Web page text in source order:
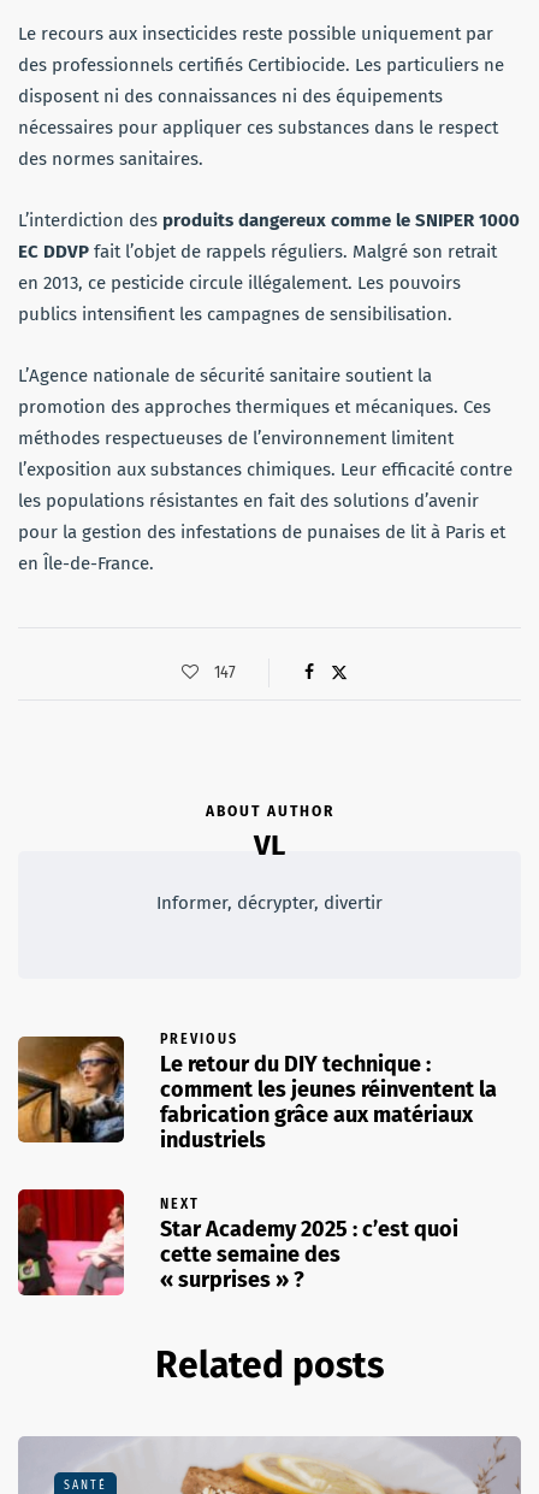
Le recours aux insecticides reste possible uniquement par
des professionnels certifiés Certibiocide. Les particuliers ne
disposent ni des connaissances ni des équipements
nécessaires pour appliquer ces substances dans le respect
des normes sanitaires.
L’interdiction des produits dangereux comme le SNIPER 1000
EC DDVP fait l’objet de rappels réguliers. Malgré son retrait
en 2013, ce pesticide circule illégalement. Les pouvoirs
publics intensifient les campagnes de sensibilisation.
L’Agence nationale de sécurité sanitaire soutient la
promotion des approches thermiques et mécaniques. Ces
méthodes respectueuses de l’environnement limitent
l’exposition aux substances chimiques. Leur efficacité contre
les populations résistantes en fait des solutions d’avenir
pour la gestion des infestations de punaises de lit à Paris et
en Île-de-France.
147
ABOUT AUTHOR
VL
Informer, décrypter, divertir
PREVIOUS
Le retour du DIY technique :
comment les jeunes réinventent la
fabrication grâce aux matériaux
industriels
NEXT
Star Academy 2025 : c’est quoi
cette semaine des
« surprises » ?
Related posts
SANTÉ